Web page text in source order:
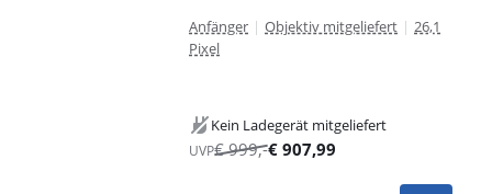
Anfänger | Objektiv mitgeliefert | 26,1
Pixel
Kein Ladegerät mitgeliefert
UVP€999,-€ 907,99